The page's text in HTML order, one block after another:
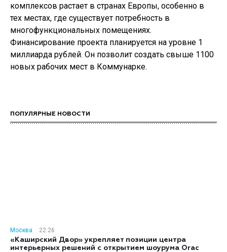
комплексов растает в странах Европы, особенно в
тех местах, где существует потребность в
многофункциональных помещениях.
Финансирование проекта планируется на уровне 1
миллиарда рублей. Он позволит создать свыше 1100
новых рабочих мест в Коммунарке.
ПОПУЛЯРНЫЕ НОВОСТИ
Москва
22:26
«Каширский Двор» укрепляет позиции центра
интерьерных решений с открытием шоурума Orac